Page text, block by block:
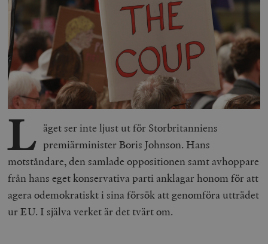
L äget ser inte ljust ut för Storbritanniens
premiärminister Boris Johnson. Hans
motståndare, den samlade oppositionen samt avhoppare
från hans eget konservativa parti anklagar honom för att
agera odemokratiskt i sina försök att genomföra utträdet
ur EU. I själva verket är det tvärt om.